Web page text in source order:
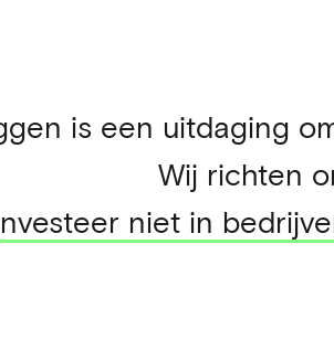
is een uitdaging
Wij richten
niet in